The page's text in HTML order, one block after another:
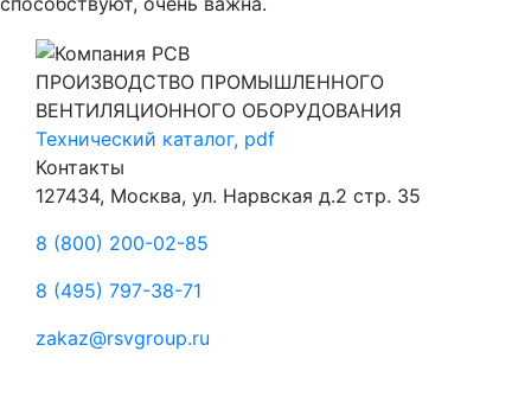
ПРОИЗВОДСТВО ПРОМЫШЛЕННОГО
ВЕНТИЛЯЦИОННОГО ОБОРУДОВАНИЯ
Технический каталог, pdf
Контакты
127434, Москва, ул. Нарвская д.2 стр. 35
8 (800) 200-02-85
8 (495) 797-38-71
zakaz@rsvgroup.ru